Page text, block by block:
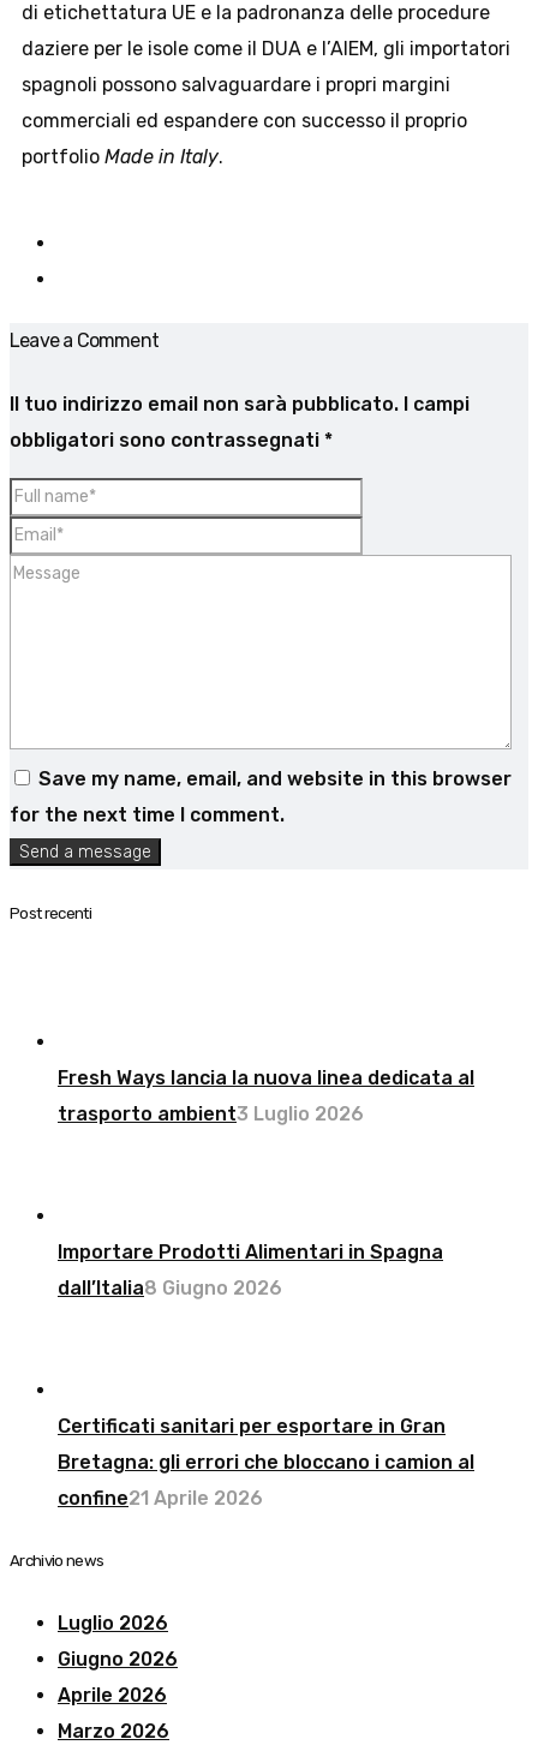
di etichettatura UE e la padronanza delle procedure
daziere per le isole come il DUA e l’AIEM, gli importatori
spagnoli possono salvaguardare i propri margini
commerciali ed espandere con successo il proprio
portfolio Made in Italy.
Leave a Comment
Il tuo indirizzo email non sarà pubblicato. I campi
obbligatori sono contrassegnati *
Save my name, email, and website in this browser
for the next time I comment.
Send a message
Post recenti
Fresh Ways lancia la nuova linea dedicata al
trasporto ambient3 Luglio 2026
Importare Prodotti Alimentari in Spagna
dall’Italia8 Giugno 2026
Certificati sanitari per esportare in Gran
Bretagna: gli errori che bloccano i camion al
confine21 Aprile 2026
Archivio news
Luglio 2026
Giugno 2026
Aprile 2026
Marzo 2026